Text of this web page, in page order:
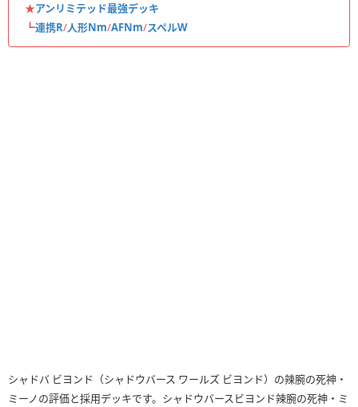
★アンリミテッド最強デッキ
┗連携R/人形Nm/AFNm/スペルW
シャドバ ビヨンド（シャドウバース ワールズ ビヨンド）の辣腕の死神・
ミーノの評価と採用デッキです。シャドウバースビヨンド辣腕の死神・ミ